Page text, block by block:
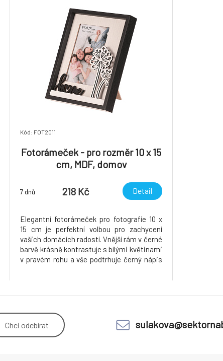
Kód: FOT2011
Fotorámeček - pro rozměr 10 x 15
cm, MDF, domov
7 dnů 218 Kč Detail
Elegantní fotorámeček pro fotografie 10 x
15 cm je perfektní volbou pro zachycení
vašich domácích radostí. Vnější rám v černé
barvě krásně kontrastuje s bílými květinami
v pravém rohu a vše podtrhuje černý nápis
Chci odebírat